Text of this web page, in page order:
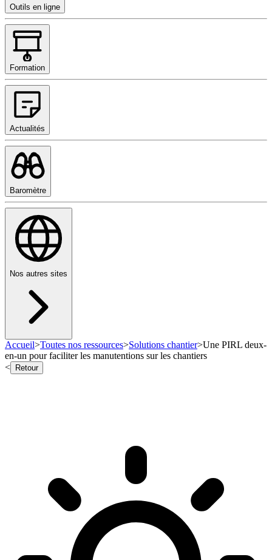
Outils en ligne
Formation
Actualités
Baromètre
Nos autres sites
Accueil>Toutes nos ressources>Solutions chantier>Une PIRL deux-
en-un pour faciliter les manutentions sur les chantiers
<
Retour